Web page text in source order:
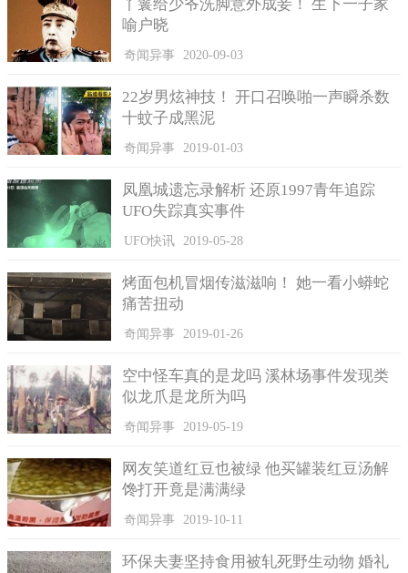
虽然省去人力，但机械手臂要价100万，设备、广告行销等等
全部加起来，开店资金超过300万元，一天能制作150到200杯咖
内就能回本。
业者蔡唯心：「因为设备讲求的是良率，像人的话看到什么
做不好可以立即修正，像这种设备就必须要做到很精准，所以在
调教非常花时间。」
业者指出，机器经过多次测试才能泡好一杯咖啡，锁定上班
族和附近的逛街人潮，虽然少了点人味，但要用快速和便利性吸
丫鬟给少爷洗脚意外成妾！ 生下一子家
喻户晓
奇闻异事 2020-09-03
22岁男炫神技！ 开口召唤啪一声瞬杀数
十蚊子成黑泥
奇闻异事 2019-01-03
凤凰城遗忘录解析 还原1997青年追踪
UFO失踪真实事件
UFO快讯 2019-05-28
烤面包机冒烟传滋滋响！ 她一看小蟒蛇
痛苦扭动
奇闻异事 2019-01-26
空中怪车真的是龙吗 溪林场事件发现类
似龙爪是龙所为吗
奇闻异事 2019-05-19
网友笑道红豆也被绿 他买罐装红豆汤解
馋打开竟是满满绿
奇闻异事 2019-10-11
环保夫妻坚持食用被轧死野生动物 婚礼